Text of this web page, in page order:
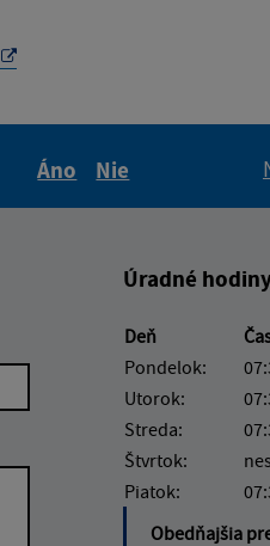
Áno
Nie
Úradné
Deň
Pondelok:
Utorok:
Streda:
Štvrtok:
Piatok:
Obedňajšia